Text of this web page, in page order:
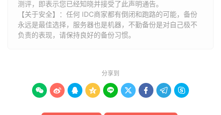
测评，即表示您已经知晓并接受了此声明通告。
【关于安全】：任何 IDC商家都有倒闭和跑路的可能，备份
永远是最佳选择，服务器也是机器，不勤备份是对自己极不
负责的表现，请保持良好的备份习惯。
分享到
        